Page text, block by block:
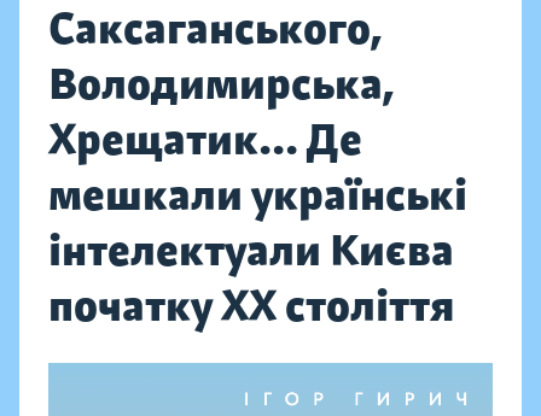
Саксаганського,
Володимирська,
Хрещатик... Де
мешкали українські
інтелектуали Києва
початку ХХ століття